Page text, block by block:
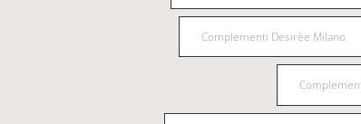
Complementi Desirèe Milano